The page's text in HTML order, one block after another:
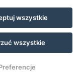
wszystkie
wszystkie